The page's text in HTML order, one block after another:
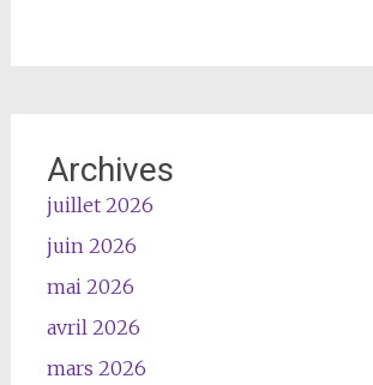
Archives
juillet 2026
juin 2026
mai 2026
avril 2026
mars 2026